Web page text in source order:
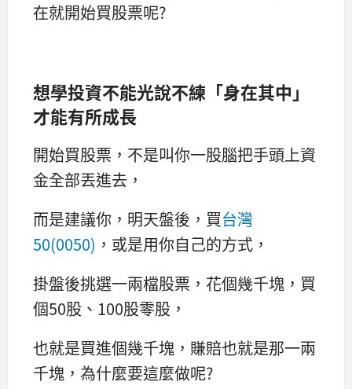
在就開始買股票呢?
想學投資不能光說不練「身在其中」
才能有所成長
開始買股票，不是叫你一股腦把手頭上資
金全部丟進去，
而是建議你，明天盤後，買台灣
50(0050) ，或是用你自己的方式，
掛盤後挑選一兩檔股票，花個幾千塊，買
個50股、100股零股，
也就是買進個幾千塊，賺賠也就是那一兩
千塊，為什麼要這麼做呢?